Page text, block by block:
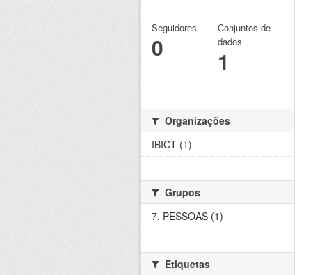
Seguidores
0
Conjuntos de
dados
1
Organizações
IBICT (1)
Grupos
7. PESSOAS (1)
Etiquetas